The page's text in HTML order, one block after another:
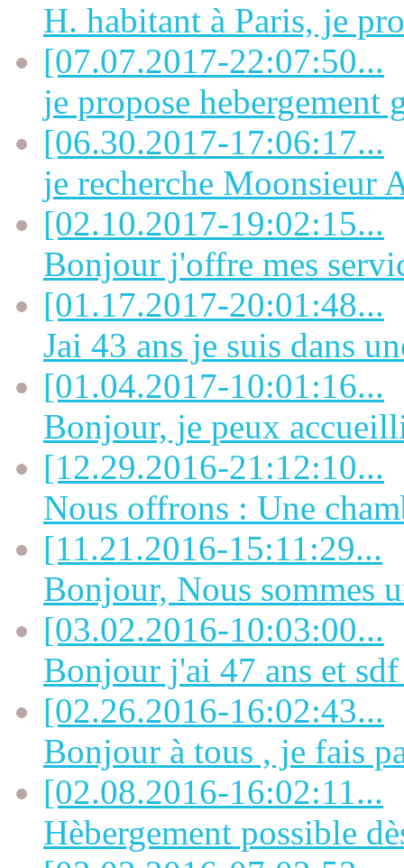
H. habitant à Paris, je
[07.07.2017-22:07:50...
je propose hebergement
[06.30.2017-17:06:17...
je recherche Moonsieur
[02.10.2017-19:02:15...
Bonjour j'offre mes
[01.17.2017-20:01:48...
Jai 43 ans je suis dans
[01.04.2017-10:01:16...
Bonjour, je peux
[12.29.2016-21:12:10...
Nous offrons : Une
[11.21.2016-15:11:29...
Bonjour, Nous sommes
[03.02.2016-10:03:00...
Bonjour j'ai 47 ans et
[02.26.2016-16:02:43...
Bonjour à tous , je fais
[02.08.2016-16:02:11...
Hèbergement possible